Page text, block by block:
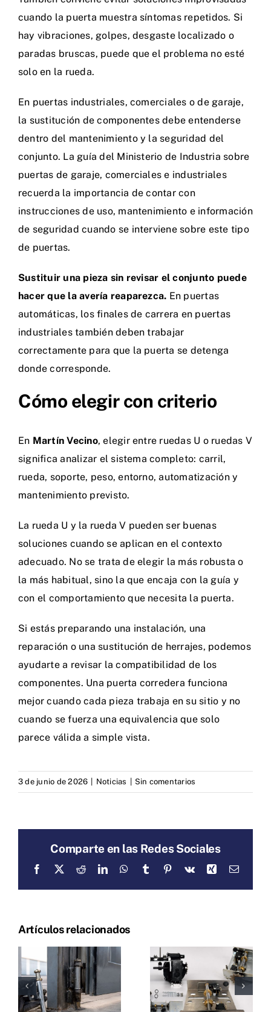
cuando la puerta muestra síntomas repetidos. Si
hay vibraciones, golpes, desgaste localizado o
paradas bruscas, puede que el problema no esté
solo en la rueda.
En puertas industriales, comerciales o de garaje,
la sustitución de componentes debe entenderse
dentro del mantenimiento y la seguridad del
conjunto. La guía del Ministerio de Industria sobre
puertas de garaje, comerciales e industriales
recuerda la importancia de contar con
instrucciones de uso, mantenimiento e información
de seguridad cuando se interviene sobre este tipo
de puertas.
Sustituir una pieza sin revisar el conjunto puede
hacer que la avería reaparezca. En puertas
automáticas, losfinales de carrera en puertas
industrialestambién deben trabajar
correctamente para que la puerta se detenga
donde corresponde.
Cómo elegir con criterio
En Martín Vecino, elegir entre ruedas U o ruedas V
significa analizar el sistema completo: carril,
rueda, soporte, peso, entorno, automatización y
mantenimiento previsto.
La rueda U y la rueda V pueden ser buenas
soluciones cuando se aplican en el contexto
adecuado. No se trata de elegir la más robusta o
la más habitual, sino la que encaja con la guía y
con el comportamiento que necesita la puerta.
Si estás preparando una instalación, una
reparación o una sustitución de herrajes, podemos
ayudarte a revisar la compatibilidad de los
componentes. Una puerta corredera funciona
mejor cuando cada pieza trabaja en su sitio y no
cuando se fuerza una equivalencia que solo
parece válida a simple vista.
3 de junio de 2026 Noticias Sin comentarios
Comparte en las Redes Sociales
Facebook
X RedditLinkedInWhatsApp
Tumblr Pinterest
Vk Xing Correo
Artículos relacionados